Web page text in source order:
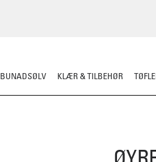
BUNADSØLV KLÆR & TILBEHØR